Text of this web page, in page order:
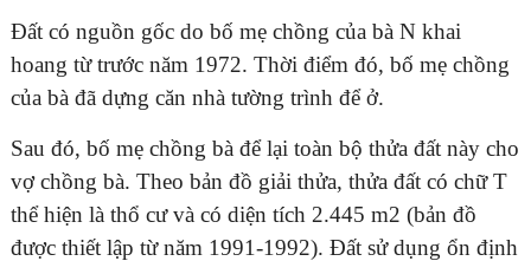
Đất có nguồn gốc do bố mẹ chồng của bà N khai
hoang từ trước năm 1972. Thời điểm đó, bố mẹ chồng
của bà đã dựng căn nhà tường trình để ở.
Sau đó, bố mẹ chồng bà để lại toàn bộ thửa đất này cho
vợ chồng bà. Theo bản đồ giải thửa, thửa đất có chữ T
thể hiện là thổ cư và có diện tích 2.445 m2 (bản đồ
được thiết lập từ năm 1991-1992). Đất sử dụng ổn định